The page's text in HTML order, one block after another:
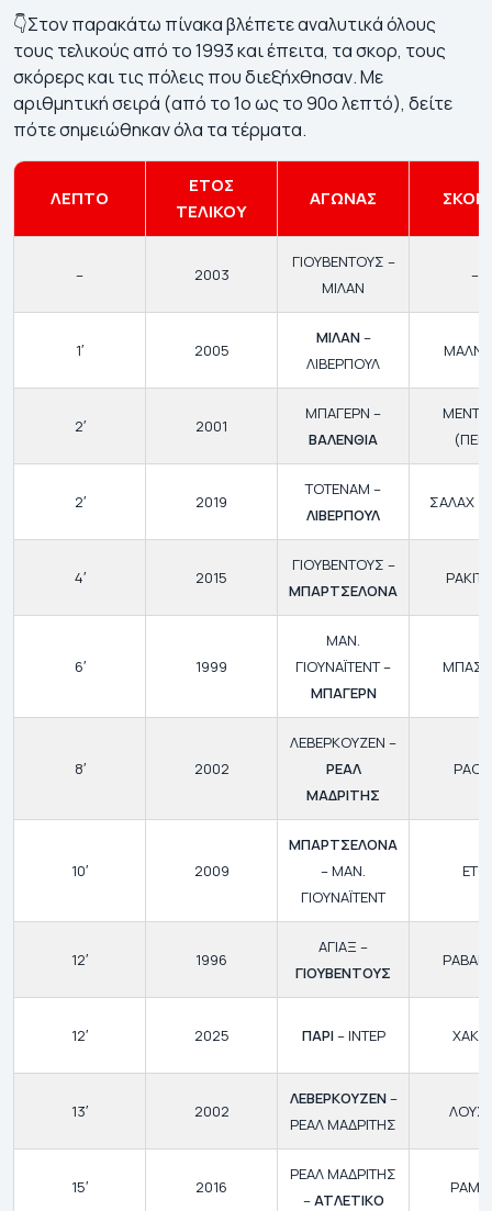
👇Στον παρακάτω πίνακα βλέπετε αναλυτικά όλους
τους τελικούς από το 1993 και έπειτα, τα σκορ, τους
σκόρερς και τις πόλεις που διεξήχθησαν. Με
αριθμητική σειρά (από το 1ο ως το 90ο λεπτό), δείτε
πότε σημειώθηκαν όλα τα τέρματα.
ΛΕΠΤΟ
ΕΤΟΣ
ΤΕΛΙΚΟΥ
ΑΓΩΝΑΣ
– 2003
ΓΙΟΥΒΕΝΤΟΥΣ –
ΜΙΛΑΝ
–
1′ 2005
ΜΙΛΑΝ–
ΛΙΒΕΡΠΟΥΛ
2′ 2001
ΜΠΑΓΕΡΝ –
ΒΑΛΕΝΘΙΑ
2′ 2019
ΤΟΤΕΝΑΜ –
ΛΙΒΕΡΠΟΥΛ
ΣΑΛΑΧ
4′ 2015
ΓΙΟΥΒΕΝΤΟΥΣ –
ΜΠΑΡΤΣΕΛΟΝΑ
6′ 1999
ΜΑΝ.
ΓΙΟΥΝΑΪΤΕΝΤ –
ΜΠΑΓΕΡΝ
8′ 2002
ΛΕΒΕΡΚΟΥΖΕΝ –
ΡΕΑΛ
ΜΑΔΡΙΤΗΣ
10′ 2009
ΜΠΑΡΤΣΕΛΟΝΑ
– ΜΑΝ.
ΓΙΟΥΝΑΪΤΕΝΤ
ΕΤΟ
12′ 1996
ΑΓΙΑΞ –
ΓΙΟΥΒΕΝΤΟΥΣ
12′ 2025 ΠΑΡΙ– ΙΝΤΕΡ
13′ 2002
ΛΕΒΕΡΚΟΥΖΕΝ–
ΡΕΑΛ ΜΑΔΡΙΤΗΣ
15′ 2016
ΡΕΑΛ ΜΑΔΡΙΤΗΣ
–ΑΤΛΕΤΙΚΟ